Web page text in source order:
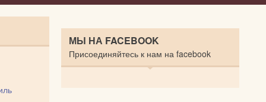
МЫ НА FACEBOOK
Присоединяйтесь к нам на facebook